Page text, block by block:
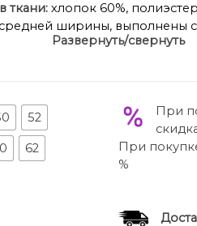
ткани:хлопок 60%,
ширины, выполнены
застёжка на молнию. По
Развернуть/свернуть
52
62
При
При
%